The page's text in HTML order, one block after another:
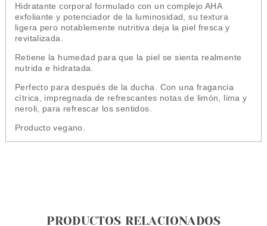
Hidratante corporal formulado con un complejo AHA
exfoliante y potenciador de la luminosidad, su textura
ligera pero notablemente nutritiva deja la piel fresca y
revitalizada.
Retiene la humedad para que la piel se sienta realmente
nutrida e hidratada.
Perfecto para después de la ducha. Con una fragancia
cítrica, impregnada de refrescantes notas de limón, lima y
neroli, para refrescar los sentidos.
Producto vegano.
PRODUCTOS RELACIONADOS